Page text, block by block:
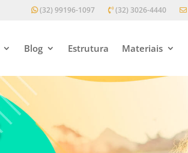
(32) 99196-1097 (32) 3026-4440
Blog Estrutura Materiais